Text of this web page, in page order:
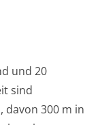
und 20
sind
davon 300 m in